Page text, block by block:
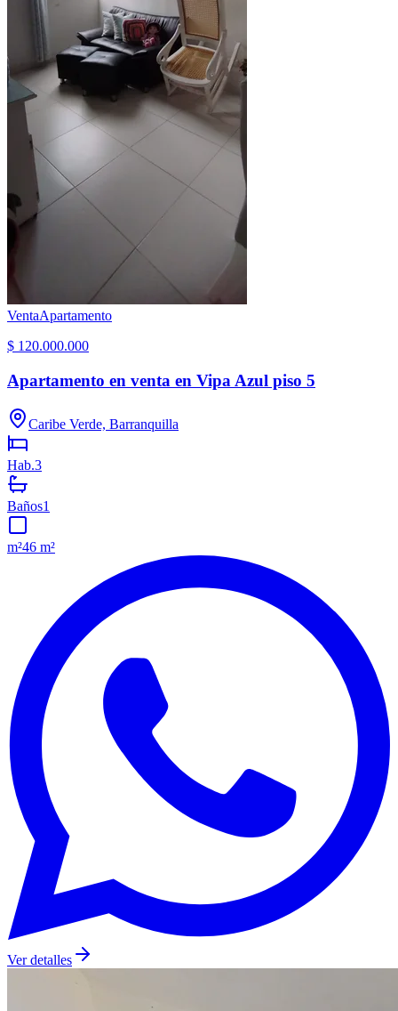
VentaApartamento
$ 120.000.000
Apartamento en venta en Vipa Azul piso 5
Caribe Verde, Barranquilla
Hab.3
Baños1
m²46 m²
Ver detalles